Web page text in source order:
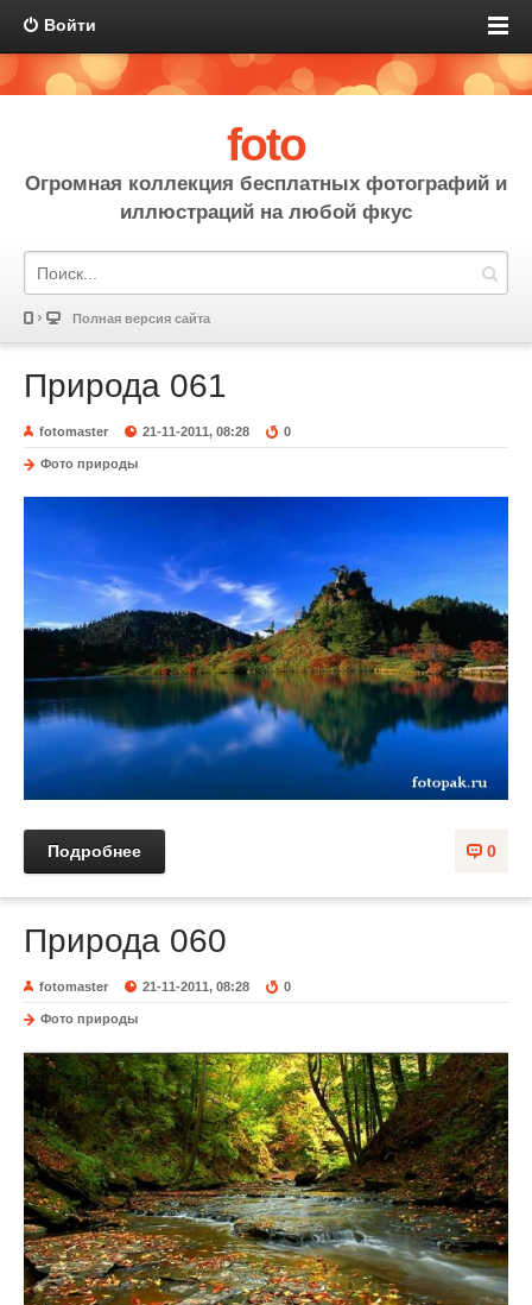
Войти
foto
Огромная коллекция бесплатных фотографий и
иллюстраций на любой фкус
Полная версия сайта
Природа 061
fotomaster 21-11-2011, 08:28 0
Фото природы
0
Подробнее
Природа 060
fotomaster 21-11-2011, 08:28 0
Фото природы